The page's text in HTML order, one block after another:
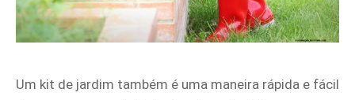
Um kit de jardim também é uma maneira rápida e fácil